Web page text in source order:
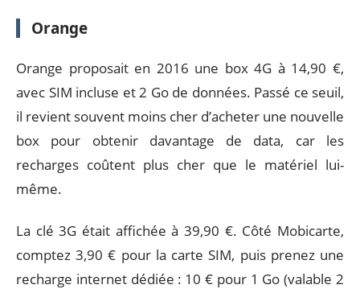
Orange
Orange proposait en 2016 une box 4G à 14,90 €,
avec SIM incluse et 2 Go de données. Passé ce seuil,
il revient souvent moins cher d’acheter une nouvelle
box pour obtenir davantage de data, car les
recharges coûtent plus cher que le matériel lui-
même.
La clé 3G était affichée à 39,90 €. Côté Mobicarte,
comptez 3,90 € pour la carte SIM, puis prenez une
recharge internet dédiée : 10 € pour 1 Go (valable 2